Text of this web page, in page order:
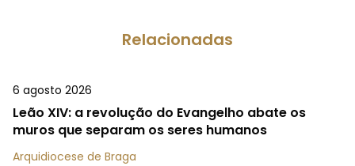
Relacionadas
6 agosto 2026
Leão XIV: a revolução do Evangelho abate os
muros que separam os seres humanos
Arquidiocese de Braga